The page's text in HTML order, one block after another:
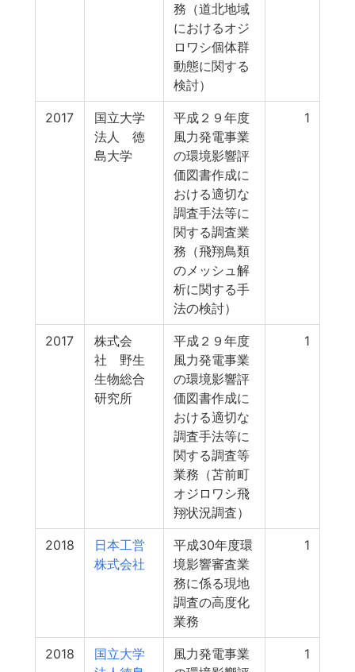
務（道北地域
におけるオジ
ロワシ個体群
動態に関する
検討）
2017
国立大学
法人 徳
島大学
平成２９年度
風力発電事業
の環境影響評
価図書作成に
おける適切な
調査手法等に
関する調査業
務（飛翔鳥類
のメッシュ解
析に関する手
法の検討）
1
2017
株式会
社 野生
生物総合
研究所
平成２９年度
風力発電事業
の環境影響評
価図書作成に
おける適切な
調査手法等に
関する調査等
業務（苫前町
オジロワシ飛
翔状況調査）
1
2018
日本工営
株式会社
平成30年度環
境影響審査業
務に係る現地
調査の高度化
業務
1
2018
国立大学
風力発電事業
1